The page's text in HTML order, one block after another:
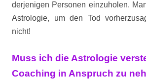
derjenigen Personen einzuholen.
Astrologie, um den Tod
nicht!
Muss ich die Astrologie
Coaching in Anspruch zu